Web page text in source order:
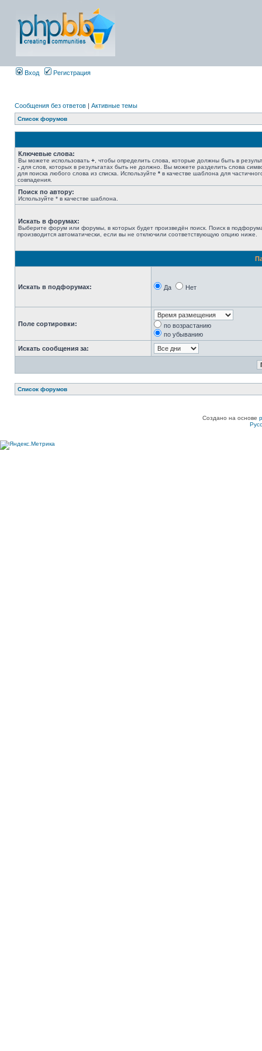
Вход Регистрация
Сообщения без ответов | Активные темы
Список форумов
Ключевые слова:
Вы можете использовать + , чтобы определить слова, которые должны быть в
- для слов, которых в результатах быть не должно. Вы можете разделить слова
для поиска любого слова из списка. Используйте * в качестве шаблона для
совпадения.
Поиск по автору:
Используйте * в качестве шаблона.
Искать в форумах:
Выберите форум или форумы, в которых будет произведён поиск. Поиск в
производится автоматически, если вы не отключили соответствующую опцию ниже.
Искать в подфорумах: Да Нет
Поле сортировки:
по возрастанию
по убыванию
Искать сообщения за:
Список форумов
Создано на основе